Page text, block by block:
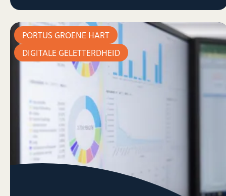
PORTUS GROENE HART
DIGITALE GELETTERDHEID